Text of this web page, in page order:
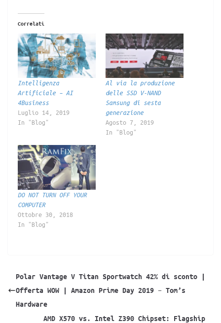
Correlati
Intelligenza
Artificiale – AI
4Business
Luglio 14, 2019
In "Blog"
Al via la produzione
delle SSD V-NAND
Samsung di sesta
generazione
Agosto 7, 2019
In "Blog"
DO NOT TURN OFF YOUR
COMPUTER
Ottobre 30, 2018
In "Blog"
Polar Vantage V Titan Sportwatch 42% di sconto |
Offerta WOW | Amazon Prime Day 2019 – Tom’s
Hardware
AMD X570 vs. Intel Z390 Chipset: Flagship